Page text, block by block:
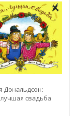
Дональдсон:
свадьба